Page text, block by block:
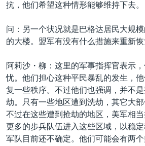
美国之音专访
重要讲话与声明
台海两岸关系
南中国海争端
关注西藏
关注新疆
GEN Z 看美国
抗，他们希望这种情形能够维持下去。
问：另一个状况就是巴格达居民大规
的大楼。盟军有没有什么措施来重新
阿莉沙・柳：这里的军事指挥官表示
忧。他们担心这种平民暴乱的发生，
复一些秩序。不过他们也强调，并不
劫。只有一些地区遭到洗劫，其它大部
不过在这些遭到抢劫的地区，美军相
更多的步兵队伍进入这些区域，以稳
军队目前还不确定。他们可能会有两